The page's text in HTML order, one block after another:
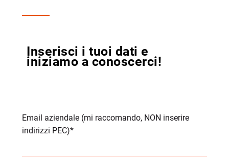
Inserisci i tuoi dati e
iniziamo a conoscerci!
Email aziendale (mi raccomando, NON inserire
indirizzi PEC)*